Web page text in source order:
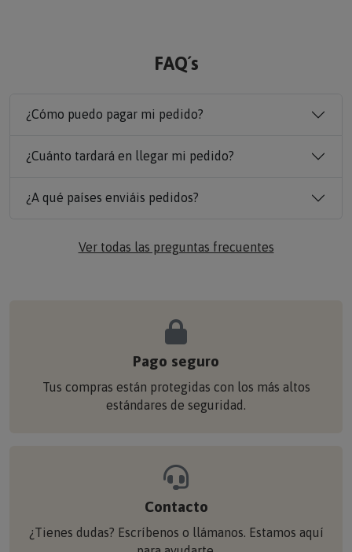
FAQ´s
¿Cómo puedo pagar mi pedido?
¿Cuánto tardará en llegar mi pedido?
¿A qué países enviáis pedidos?
Ver todas las preguntas frecuentes
Pago seguro
Tus compras están protegidas con los más altos
estándares de seguridad.
Contacto
¿Tienes dudas? Escríbenos o llámanos. Estamos aquí